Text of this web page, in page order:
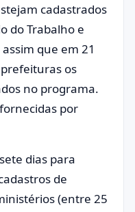
cadastrados
do Trabalho e
que em 21
os
no programa.
por
dias para
de
(entre 25